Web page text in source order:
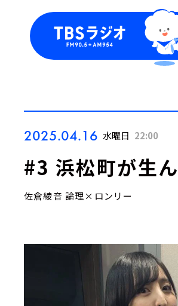
2025.04.16 水曜日 22:00
#3 浜松町が生
佐倉綾音 論理×ロンリー